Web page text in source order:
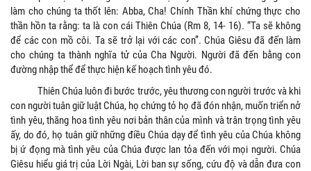
làm cho chúng ta thốt lên: Abba, Cha! Chính Thần khí chứng thực cho
thần hồn ta rằng: ta là con cái Thiên Chúa (Rm 8, 14- 16). “Ta sẽ không
để các con mồ côi. Ta sẽ trở lại với các con”. Chúa Giêsu đã đến làm
cho chúng ta thành nghĩa tử của Cha Người. Người đã đến bằng con
đường nhập thể để thực hiện kế hoạch tình yêu đó.
Thiên Chúa luôn đi bước trước, yêu thương con người trước và khi
con người tuân giữ luật Chúa, họ chứng tỏ họ đã đón nhận, muốn triển nở
tình yêu, thăng hoa tình yêu nơi bản thân của mình và trân trọng tình yêu
ấy, do đó, họ tuân giữ những điều Chúa dạy để tình yêu của Chúa không
bị ứ đọng mà tình yêu của Chúa được lan tỏa đến với mọi người. Chúa
Giêsu hiểu giá trị của Lời Ngài, Lời ban sự sống, cứu độ và dẫn đưa con